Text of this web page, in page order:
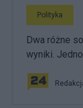
Polityka
Dwa różne
wyniki.